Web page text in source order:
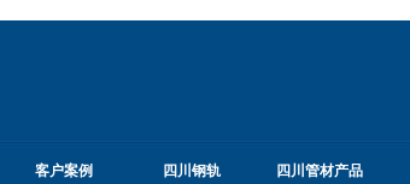
客户案例
四川钢轨
四川管材产品